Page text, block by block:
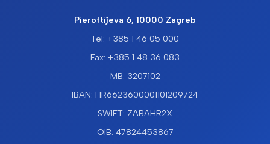
Pierottijeva 6, 10000 Zagreb
Tel: +385 1 46 05 000
Fax: +385 1 48 36 083
MB: 3207102
IBAN: HR6623600001101209724
SWIFT: ZABAHR2X
OIB: 47824453867